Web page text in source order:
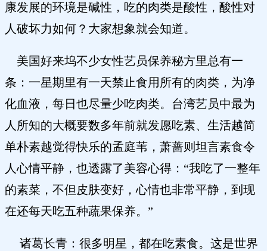
康发展的环境是碱性，吃的肉类是酸性，酸性对
人破坏力如何？大家想象就会知道。
美国好来坞不少女性艺员保养秘方里总有一
条：一星期里有一天禁止食用所有的肉类，为净
化血液，每日也尽量少吃肉类。台湾艺员中最为
人所知的大概要数多年前就发愿吃素、生活越简
单朴素越觉得快乐的孟庭苇，萧蔷则坦言素食令
人心情平静，也透露了美容心得：“我吃了一整年
的素菜，不但皮肤变好，心情也非常平静，到现
在还每天吃五种蔬果保养。”
诸葛长青：很多明星，都在吃素食。这是世界